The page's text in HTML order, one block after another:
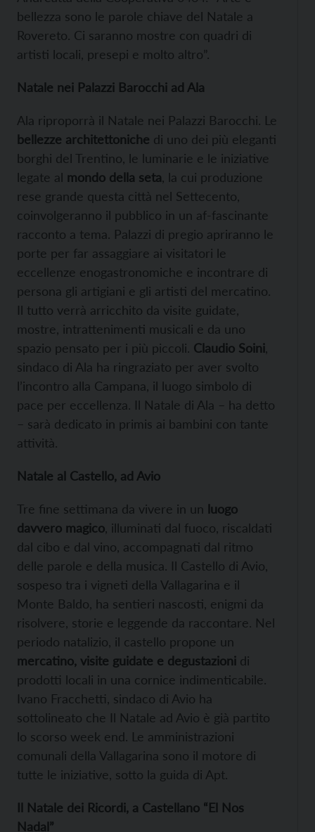
bellezza sono le parole chiave del Natale a
Rovereto. Ci saranno mostre con quadri di
artisti locali, presepi e molto altro”.
Natale nei Palazzi Barocchi ad Ala
Ala riproporrà il Natale nei Palazzi Barocchi. Le
bellezze architettoniche di uno dei più eleganti
borghi del Trentino, le luminarie e le iniziative
legate al mondo della seta , la cui produzione
rese grande questa città nel Settecento,
coinvolgeranno il pubblico in un af-fascinante
racconto a tema. Palazzi di pregio apriranno le
porte per far assaggiare ai visitatori le
eccellenze enogastronomiche e incontrare di
persona gli artigiani e gli artisti del mercatino.
Il tutto verrà arricchito da visite guidate,
mostre, intrattenimenti musicali e da uno
spazio pensato per i più piccoli. Claudio Soini
sindaco di Ala ha ringraziato per aver svolto
l’incontro alla Campana, il luogo simbolo di
pace per eccellenza. Il Natale di Ala – ha detto
– sarà dedicato in primis ai bambini con tante
attività.
Natale al Castello, ad Avio
Tre fine settimana da vivere in un luogo
davvero magico , illuminati dal fuoco, riscaldati
dal cibo e dal vino, accompagnati dal ritmo
delle parole e della musica. Il Castello di Avio,
sospeso tra i vigneti della Vallagarina e il
Monte Baldo, ha sentieri nascosti, enigmi da
risolvere, storie e leggende da raccontare. Nel
periodo natalizio, il castello propone un
mercatino, visite guidate e degustazioni di
prodotti locali in una cornice indimenticabile.
Ivano Fracchetti, sindaco di Avio ha
sottolineato che Il Natale ad Avio è già partito
lo scorso week end. Le amministrazioni
comunali della Vallagarina sono il motore di
tutte le iniziative, sotto la guida di Apt.
Il Natale dei Ricordi, a Castellano “El Nos
Nadal”